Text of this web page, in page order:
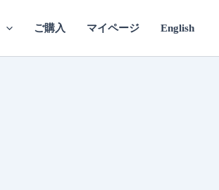
ご購入 マイページ English